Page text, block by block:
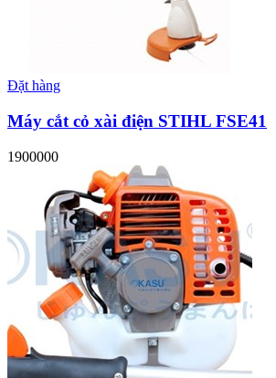
Đặt hàng
Máy cắt cỏ xài điện STIHL FSE41
1900000